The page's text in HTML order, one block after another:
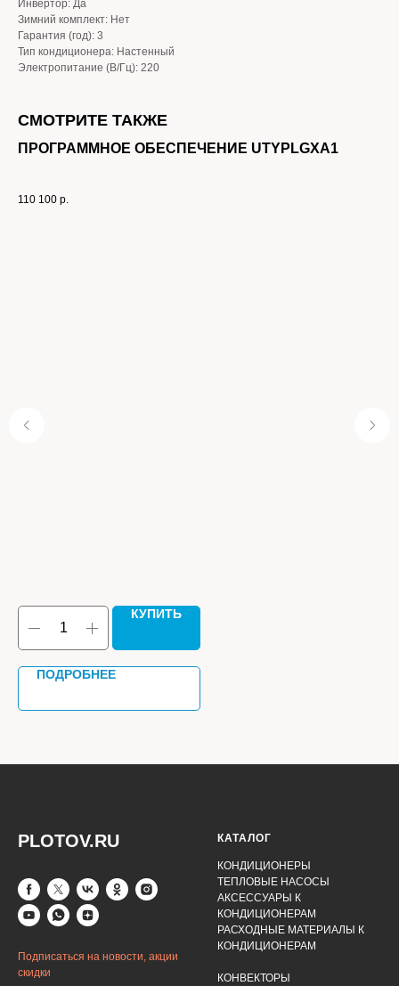
Инвертор: Да
Зимний комплект: Нет
Гарантия (год): 3
Тип кондиционера: Настенный
Электропитание (В/Гц): 220
СМОТРИТЕ ТАКЖЕ
ПРОГРАММНОЕ ОБЕСПЕЧЕНИЕ UTYPLGXA1
110 100 р.
КУПИТЬ
ПОДРОБНЕЕ
PLOTOV.RU
Подписаться на новости, акции
скидки
КАТАЛОГ
КОНДИЦИОНЕРЫ
ТЕПЛОВЫЕ НАСОСЫ
АКСЕССУАРЫ К
КОНДИЦИОНЕРАМ
РАСХОДНЫЕ МАТЕРИАЛЫ К
КОНДИЦИОНЕРАМ
КОНВЕКТОРЫ